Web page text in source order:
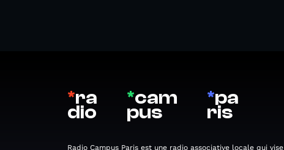
*ra
dio
*cam
pus
*pa
ris
Radio Campus Paris est une radio associative locale qui vise